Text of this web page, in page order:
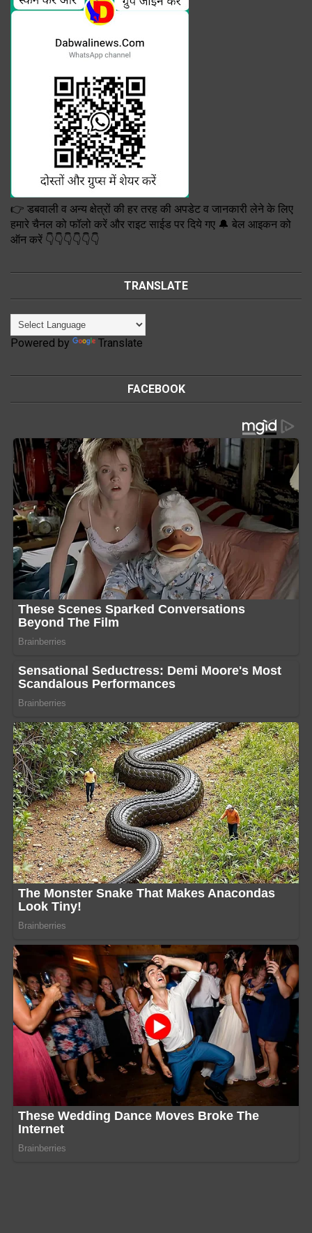
👉 डबवाली व अन्य क्षेत्रों की हर तरह की अपडेट व जानकारी लेने के लिए
हमारे चैनल को फॉलो करें और राइट साईड पर दिये गए 🔔 बेल आइकन को
ऑन करें 👇👇👇👇👇👇
TRANSLATE
Powered by Translate
FACEBOOK